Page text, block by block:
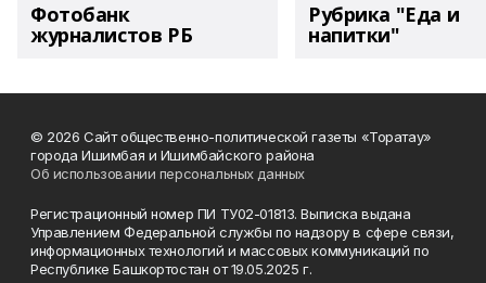
Фотобанк
журналистов РБ
Рубрика "Еда и
напитки"
© 2026 Сайт общественно-политической газеты «Торатау»
города Ишимбая и Ишимбайского района
Об использовании персональных данных
Регистрационный номер ПИ ТУ02-01813. Выписка выдана
Управлением Федеральной службы по надзору в сфере связи,
информационных технологий и массовых коммуникаций по
Республике Башкортостан от 19.05.2025 г.